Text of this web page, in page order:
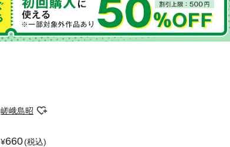
嵯峨島昭
660(税込)